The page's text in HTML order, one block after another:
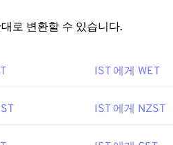
로 변환할 수 있습니다.
IST 에게 WET
IST 에게 NZST